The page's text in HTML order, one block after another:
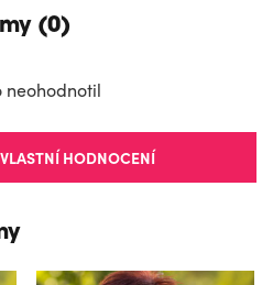
(0)
neohodnotil
HODNOCENÍ